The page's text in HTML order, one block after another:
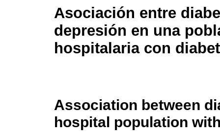
Asociación entre
depresión en una
hospitalaria con
Association between
hospital population